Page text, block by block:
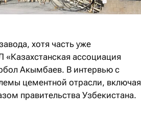
хотя часть уже
ассоциация
Акымбаев. В интервью с
цементной отрасли, включая
правительства Узбекистана.